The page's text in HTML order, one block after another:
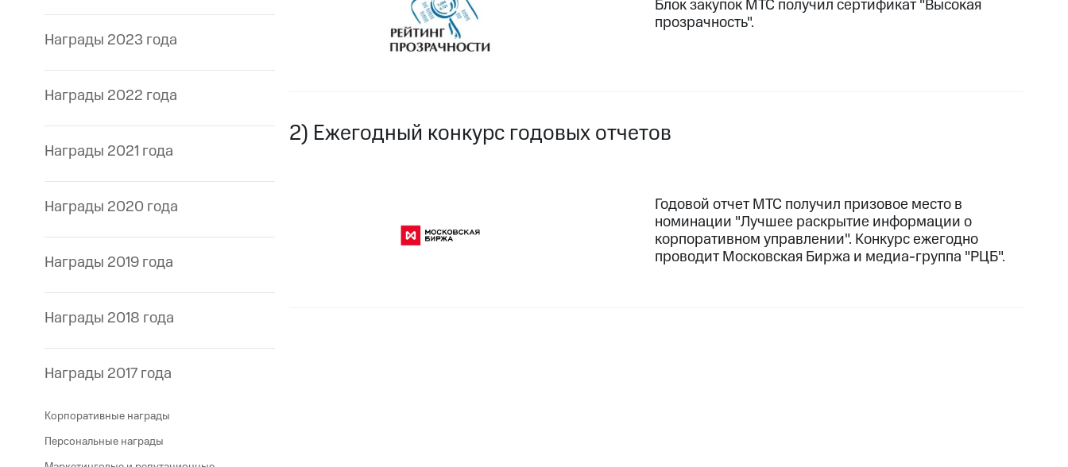
Награды 2023 года
Награды 2022 года
Награды 2021 года
Награды 2020 года
Награды 2019 года
Награды 2018 года
Награды 2017 года
Корпоративные награды
Персональные награды
Блок закупок МТС получил сертификат "Высокая
прозрачность".
2) Ежегодный конкурс годовых отчетов
Годовой отчет МТС получил призовое место в
номинации "Лучшее раскрытие информации о
корпоративном управлении". Конкурс ежегодно
проводит Московская Биржа и медиа-группа "РЦБ".